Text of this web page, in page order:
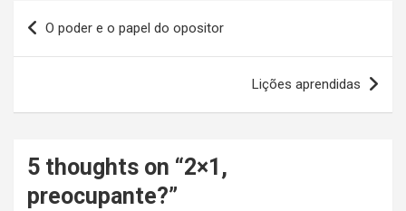
Navegação
de
O poder e o papel do opositor
Lições aprendidas
5 thoughts on “2×1,
preocupante?”